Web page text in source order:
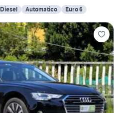
Diesel Automatico Euro 6